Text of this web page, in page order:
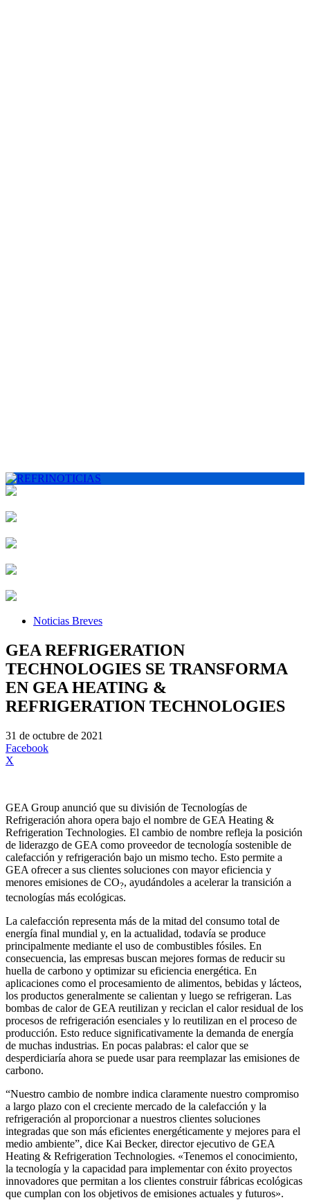
Noticias Breves
GEA REFRIGERATION
TECHNOLOGIES SE TRANSFORMA
EN GEA HEATING &
REFRIGERATION TECHNOLOGIES
31 de octubre de 2021
Facebook
X
GEA Group anunció que su división de Tecnologías de
Refrigeración ahora opera bajo el nombre de GEA Heating &
Refrigeration Technologies. El cambio de nombre refleja la posición
de liderazgo de GEA como proveedor de tecnología sostenible de
calefacción y refrigeración bajo un mismo techo. Esto permite a
GEA ofrecer a sus clientes soluciones con mayor eficiencia y
menores emisiones de CO?, ayudándoles a acelerar la transición a
tecnologías más ecológicas.
La calefacción representa más de la mitad del consumo total de
energía final mundial y, en la actualidad, todavía se produce
principalmente mediante el uso de combustibles fósiles. En
consecuencia, las empresas buscan mejores formas de reducir su
huella de carbono y optimizar su eficiencia energética. En
aplicaciones como el procesamiento de alimentos, bebidas y lácteos,
los productos generalmente se calientan y luego se refrigeran. Las
bombas de calor de GEA reutilizan y reciclan el calor residual de los
procesos de refrigeración esenciales y lo reutilizan en el proceso de
producción. Esto reduce significativamente la demanda de energía
de muchas industrias. En pocas palabras: el calor que se
desperdiciaría ahora se puede usar para reemplazar las emisiones de
carbono.
“Nuestro cambio de nombre indica claramente nuestro compromiso
a largo plazo con el creciente mercado de la calefacción y la
refrigeración al proporcionar a nuestros clientes soluciones
integradas que son más eficientes energéticamente y mejores para el
medio ambiente”, dice Kai Becker, director ejecutivo de GEA
Heating & Refrigeration Technologies. «Tenemos el conocimiento,
la tecnología y la capacidad para implementar con éxito proyectos
innovadores que permitan a los clientes construir fábricas ecológicas
que cumplan con los objetivos de emisiones actuales y futuros».